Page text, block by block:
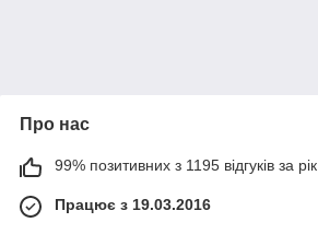
Про нас
99% позитивних з 1195 відгуків за рік
Працює з 19.03.2016